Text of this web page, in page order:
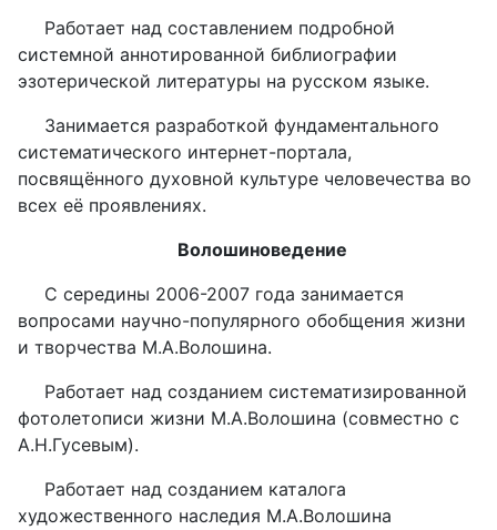
Работает над составлением подробной
системной аннотированной библиографии
эзотерической литературы на русском языке.
Занимается разработкой фундаментального
систематического интернет-портала,
посвящённого духовной культуре человечества во
всех её проявлениях.
Волошиноведение
С середины 2006-2007 года занимается
вопросами научно-популярного обобщения жизни
и творчества М.А.Волошина.
Работает над созданием систематизированной
фотолетописи жизни М.А.Волошина (совместно с
А.Н.Гусевым).
Работает над созданием каталога
художественного наследия М.А.Волошина